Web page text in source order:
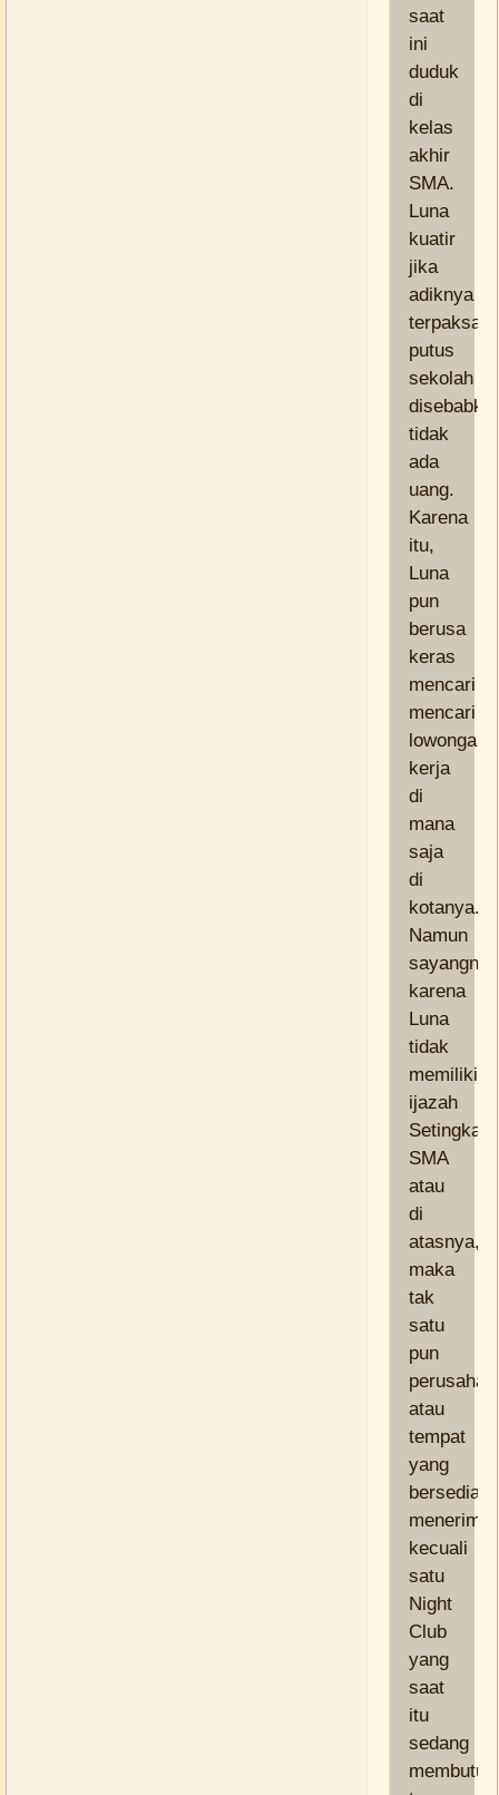
saat
ini
duduk
di
kelas
akhir
SMA.
Luna
kuatir
jika
adiknya
terpaksa
putus
sekolah
tidak
ada
uang.
Karena
itu,
Luna
pun
berusa
keras
mencari
mencari
lowongan
kerja
di
mana
saja
di
kotanya.
Namun
karena
Luna
tidak
memiliki
ijazah
Setingkat
SMA
atau
di
atasnya,
maka
tak
satu
pun
atau
tempat
yang
bersedia
kecuali
satu
Night
Club
yang
saat
itu
sedang